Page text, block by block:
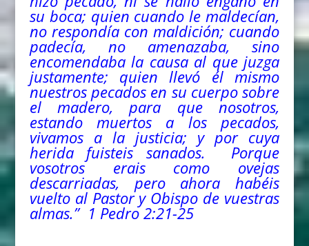
su boca; quien cuando le maldecían,
no respondía con maldición; cuando
padecía, no amenazaba, sino
encomendaba la causa al que juzga
justamente; quien llevó él mismo
nuestros pecados en su cuerpo sobre
el madero, para que nosotros,
estando muertos a los pecados,
vivamos a la justicia; y por cuya
herida fuisteis sanados. Porque
vosotros erais como ovejas
descarriadas, pero ahora habéis
vuelto al Pastor y Obispo de vuestras
almas.” 1 Pedro 2:21-25